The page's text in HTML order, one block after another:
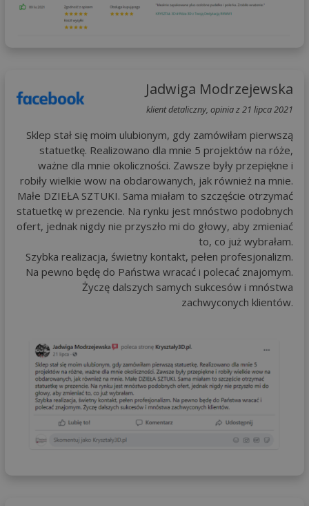
Jadwiga Modrzejewska
klient detaliczny, opinia z 21 lipca 2021
Sklep stał się moim ulubionym, gdy zamówiłam pierwszą
statuetkę. Realizowano dla mnie 5 projektów na róże,
ważne dla mnie okoliczności. Zawsze były przepiękne i
robiły wielkie wow na obdarowanych, jak również na mnie.
Małe DZIEŁA SZTUKI. Sama miałam to szczęście otrzymać
statuetkę w prezencie. Na rynku jest mnóstwo podobnych
ofert, jednak nigdy nie przyszło mi do głowy, aby zmieniać
to, co już wybrałam.
Szybka realizacja, świetny kontakt, pełen profesjonalizm.
Na pewno będę do Państwa wracać i polecać znajomym.
Życzę dalszych samych sukcesów i mnóstwa
zachwyconych klientów.